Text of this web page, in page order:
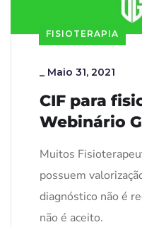
FISIOTERAPIA
_ Maio 31, 2021
CIF para
Webinário
Muitos
possuem
diagnóstico não é
não é aceito.